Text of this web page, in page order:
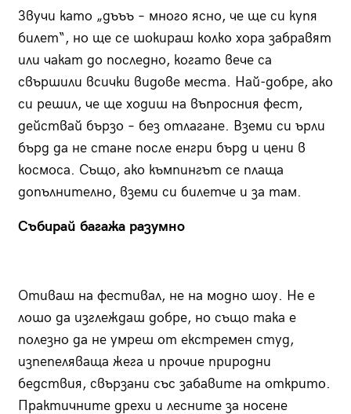
Звучи като „дъъъ – много ясно, че ще си купя
билет“, но ще се шокираш колко хора забравят
или чакат до последно, когато вече са
свършили всички видове места. Най-добре, ако
си решил, че ще ходиш на въпросния фест,
действай бързо – без отлагане. Вземи си ърли
бърд да не стане после енгри бърд и цени в
космоса. Също, ако къмпингът се плаща
допълнително, вземи си билетче и за там.
Събирай багажа разумно
Отиваш на фестивал, не на модно шоу. Не е
лошо да изглеждаш добре, но също така е
полезно да не умреш от екстремен студ,
изпепеляваща жега и прочие природни
бедствия, свързани със забавите на открито.
Практичните дрехи и лесните за носене